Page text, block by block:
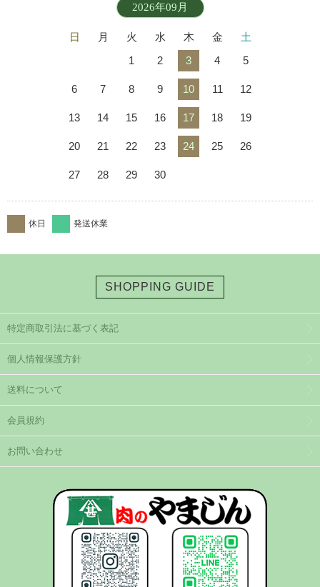
2026年09月
日 月 火 水 木 金
土
1
2 3 4 5
6 7 8 9 10 11 12
13 14 15 16 17 18 19
20 21 22 23 24 25 26
27 28 29 30
休日 発送休業
SHOPPING GUIDE
特定商取引法に基づく表記
個人情報保護方針
送料について
会員規約
お問い合わせ